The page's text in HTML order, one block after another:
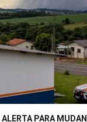
ALERTA PARA